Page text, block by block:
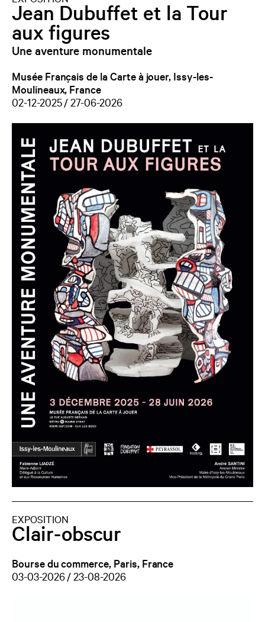
Jean Dubuffet et la Tour
aux figures
Une aventure monumentale
Musée Français de la Carte à jouer, Issy-les-
Moulineaux, France
02-12-2025 / 27-06-2026
EXPOSITION
Clair-obscur
Bourse du commerce, Paris, France
03-03-2026 / 23-08-2026